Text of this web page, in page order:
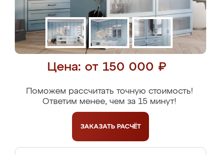
Цена: от 150 000 ₽
Поможем рассчитать точную стоимость!
Ответим менее, чем за 15 минут!
ЗАКАЗАТЬ РАСЧЁТ